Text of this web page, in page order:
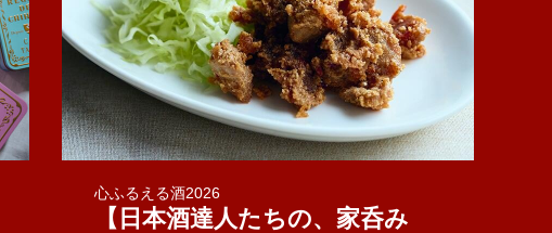
心ふるえる酒2026
【日本酒達人たちの、家呑み